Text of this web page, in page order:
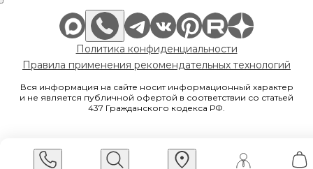
Политика конфиденциальности
Правила применения рекомендательных технологий
Вся информация на сайте носит информационный характер
и не является публичной офертой в соответствии со статьей
437 Гражданского кодекса РФ.